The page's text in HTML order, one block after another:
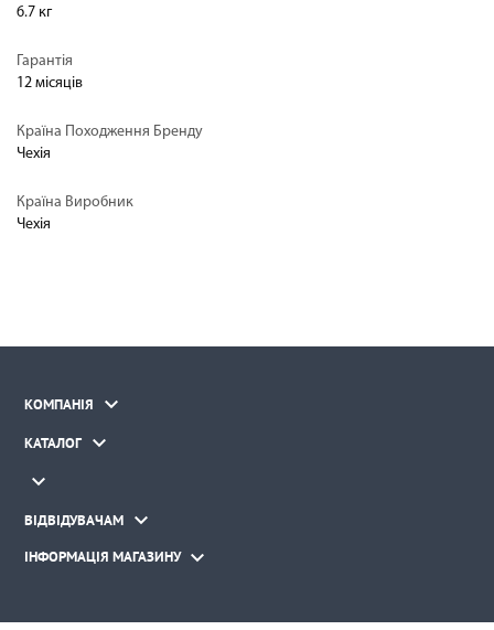
6.7 кг
Гарантія
12 місяців
Країна Походження Бренду
Чехія
Країна Виробник
Чехія
КОМПАНІЯ 
КАТАЛОГ 

ВІДВІДУВАЧАМ 
ІНФОРМАЦІЯ МАГАЗИНУ 